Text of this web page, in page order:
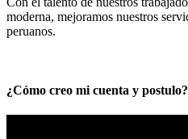
moderna, mejoramos nuestros
peruanos.
¿Cómo creo mi cuenta y postulo?